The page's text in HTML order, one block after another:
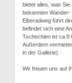
bietet alles, was Sie
bekannten
Elberadweg führt
befindet sich eine
Tschechien ist ca.8
Außerdem
in der Gallerie).
Wir freuen uns auf